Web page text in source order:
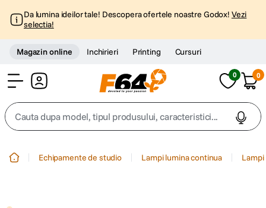
Da lumina ideilor tale! Descopera ofertele noastre Godox! Vezi
selectia!
Magazin online Inchirieri Printing Cursuri
0 0
Cauta dupa model, tipul produsului, caracteristici...
Echipamente de studio Lampi lumina continua